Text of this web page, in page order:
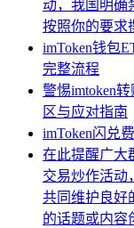
动，我国明确
按照你的要求
imToken钱包
完整流程
警惕imtoken
区与应对指南
imToken闪兑
在此提醒广大
交易炒作活动
共同维护良好
的话题或内容